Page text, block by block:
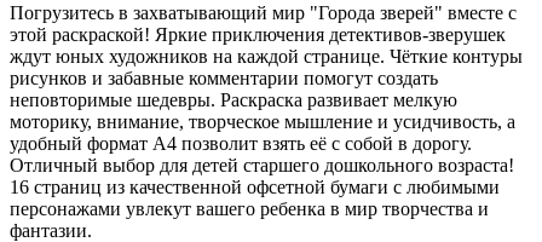
Погрузитесь в захватывающий мир "Города зверей" вместе с
этой раскраской! Яркие приключения детективов-зверушек
ждут юных художников на каждой странице. Чёткие контуры
рисунков и забавные комментарии помогут создать
неповторимые шедевры. Раскраска развивает мелкую
моторику, внимание, творческое мышление и усидчивость, а
удобный формат А4 позволит взять её с собой в дорогу.
Отличный выбор для детей старшего дошкольного возраста!
16 страниц из качественной офсетной бумаги с любимыми
персонажами увлекут вашего ребенка в мир творчества и
фантазии.